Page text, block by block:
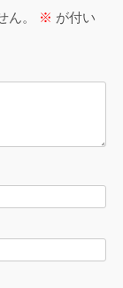
。 ※ が付い